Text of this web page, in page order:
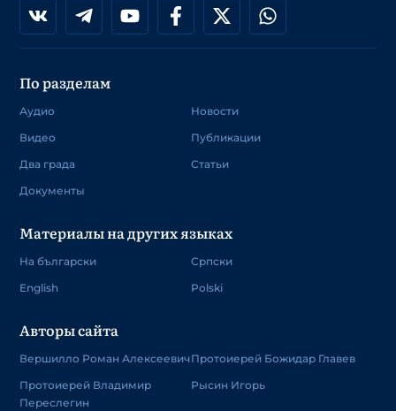
По разделам
Аудио
Видео
Два града
Документы
Новости
Публикации
Статьи
Материалы на других языках
На български
English
Српски
Polski
Авторы сайта
Вершилло Роман Алексеевич
Протоиерей Владимир
Переслегин
Протоиерей Божидар Главев
Рысин Игорь